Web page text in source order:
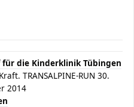
für die Kinderklinik Tübingen
TRANSALPINE-RUN 30.
2014